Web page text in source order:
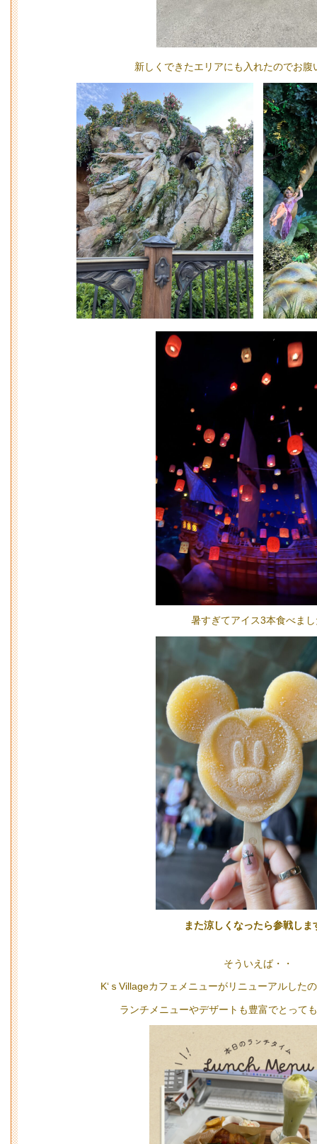
新しくできたエリアにも入れたのでお腹
暑すぎてアイス3本食べま
また涼しくなったら参戦しま
そういえば・・
K‘ｓVillageカフェメニューがリニューアルした
ランチメニューやデザートも豊富でとって